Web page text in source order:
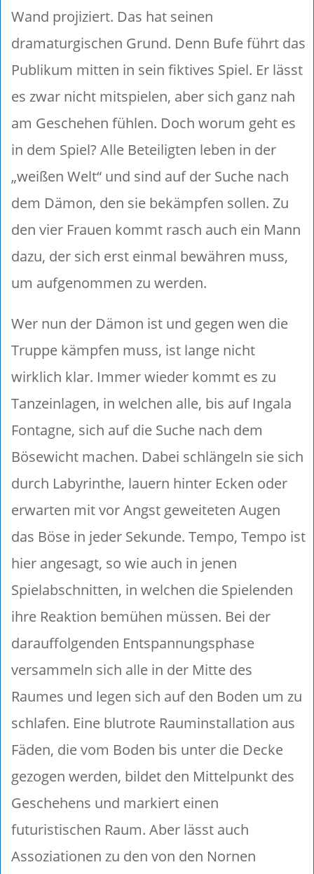
Wand projiziert. Das hat seinen
dramaturgischen Grund. Denn Bufe führt das
Publikum mitten in sein fiktives Spiel. Er lässt
es zwar nicht mitspielen, aber sich ganz nah
am Geschehen fühlen. Doch worum geht es
in dem Spiel? Alle Beteiligten leben in der
„weißen Welt“ und sind auf der Suche nach
dem Dämon, den sie bekämpfen sollen. Zu
den vier Frauen kommt rasch auch ein Mann
dazu, der sich erst einmal bewähren muss,
um aufgenommen zu werden.
Wer nun der Dämon ist und gegen wen die
Truppe kämpfen muss, ist lange nicht
wirklich klar. Immer wieder kommt es zu
Tanzeinlagen, in welchen alle, bis auf Ingala
Fontagne, sich auf die Suche nach dem
Bösewicht machen. Dabei schlängeln sie sich
durch Labyrinthe, lauern hinter Ecken oder
erwarten mit vor Angst geweiteten Augen
das Böse in jeder Sekunde. Tempo, Tempo ist
hier angesagt, so wie auch in jenen
Spielabschnitten, in welchen die Spielenden
ihre Reaktion bemühen müssen. Bei der
darauffolgenden Entspannungsphase
versammeln sich alle in der Mitte des
Raumes und legen sich auf den Boden um zu
schlafen. Eine blutrote Rauminstallation aus
Fäden, die vom Boden bis unter die Decke
gezogen werden, bildet den Mittelpunkt des
Geschehens und markiert einen
futuristischen Raum. Aber lässt auch
Assoziationen zu den von den Nornen